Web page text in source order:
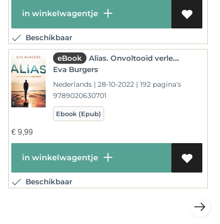
in winkelwagentje
Beschikbaar
eBook
Alias. Onvoltooid verleden
Eva Burgers
Nederlands | 28-10-2022 | 192 pagina's
9789020630701
Ebook (Epub)
€9,99
in winkelwagentje
Beschikbaar